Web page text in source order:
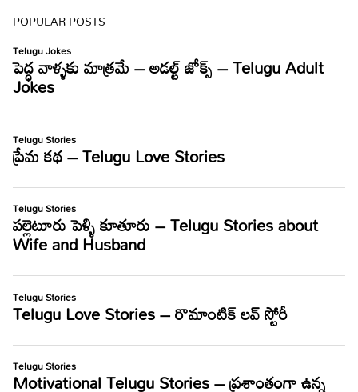
POPULAR POSTS